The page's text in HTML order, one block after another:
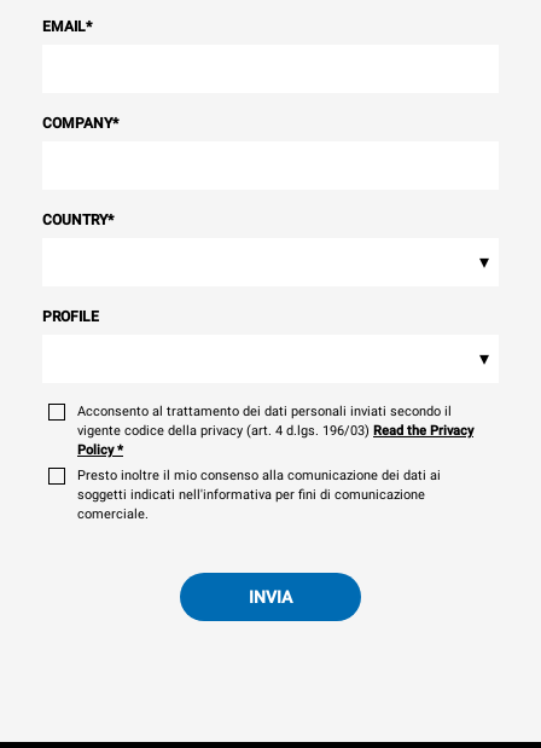
EMAIL*
COMPANY*
COUNTRY*
▾
PROFILE
▾
Acconsento al trattamento dei dati personali inviati secondo il
vigente codice della privacy (art. 4 d.lgs. 196/03) Read the Privacy
Policy*
Presto inoltre il mio consenso alla comunicazione dei dati ai
soggetti indicati nell'informativa per fini di comunicazione
comerciale.
INVIA